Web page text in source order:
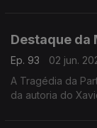
Destaque da
Ep. 93
02 jun.
A Tragédia da
da autoria do